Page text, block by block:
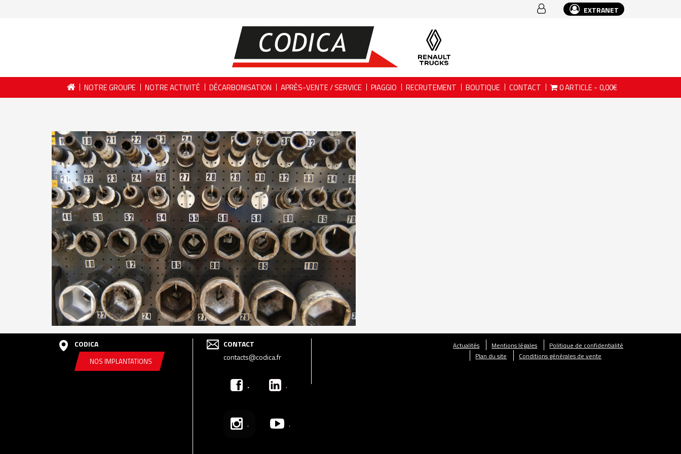
EXTRANET
NOTRE GROUPE NOTRE ACTIVITÉ DÉCARBONISATION APRÈS-VENTE / SERVICE PIAGGIO RECRUTEMENT BOUTIQUE CONTACT 0 ARTICLE 0,00€
CODICA
NOS IMPLANTATIONS
CONTACT
contacts@codica.fr
. .
. .
Actualités Mentions légales
Politique de confidentialité
Plan du site
Conditions générales de vente